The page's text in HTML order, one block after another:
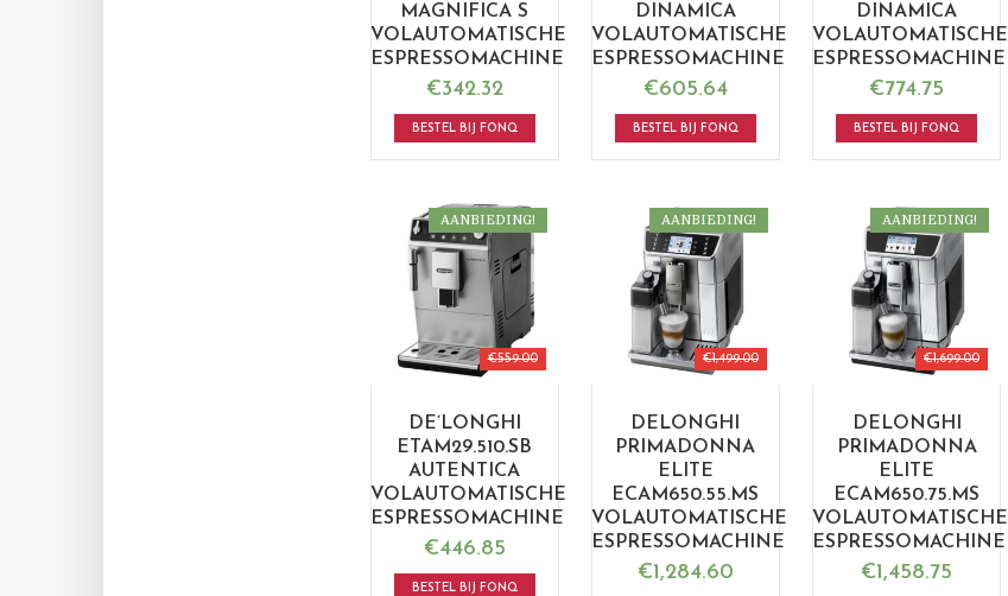
MAGNIFICA S
VOLAUTOMATISCHE
ESPRESSOMACHINE
€342.32
BESTEL BIJ FONQ
DINAMICA
VOLAUTOMATISCHE
ESPRESSOMACHINE
€605.64
BESTEL BIJ FONQ
DINAMICA
VOLAUTOMATISCHE
ESPRESSOMACHINE
€774.75
BESTEL BIJ FONQ
AANBIEDING!
DE’LONGHI
ETAM29.510.SB
AUTENTICA
VOLAUTOMATISCHE
ESPRESSOMACHINE
€559.00
€446.85
BESTEL BIJ FONQ
AANBIEDING!
DELONGHI
PRIMADONNA
ELITE
ECAM650.55.MS
VOLAUTOMATISCHE
ESPRESSOMACHINE
€1,499.00
€1,284.60
AANBIEDING!
DELONGHI
PRIMADONNA
ELITE
ECAM650.75.MS
VOLAUTOMATISCHE
ESPRESSOMACHINE
€1,699.00
€1,458.75